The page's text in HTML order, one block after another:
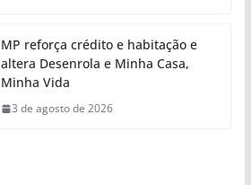
MP reforça crédito e habitação e
altera Desenrola e Minha Casa,
Minha Vida
3 de agosto de 2026